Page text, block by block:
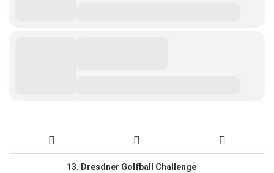
13. Dresdner Golfball Challenge